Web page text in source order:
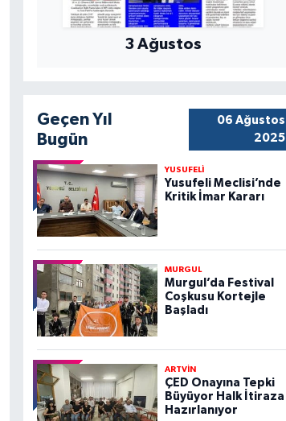
3 Ağustos
Geçen Yıl
Bugün
06 Ağustos
2025
YUSUFELİ
Yusufeli Meclisi’nde
Kritik İmar Kararı
MURGUL
Murgul’da Festival
Coşkusu Kortejle
Başladı
ARTVİN
ÇED Onayına Tepki
Büyüyor Halk İtiraza
Hazırlanıyor